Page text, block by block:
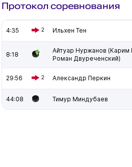
Протокол соревнования
4:35 2 Ильхен Тен
8:18
Айтуар Нуржанов (Карим
Роман Двуреченский)
29:56 2 Александр Перкин
44:08 Тимур Миндубаев